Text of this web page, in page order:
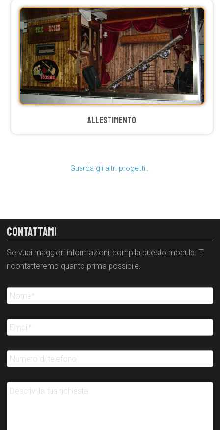
allestimento
Guarda gli altri progetti…
CONTATTAMI
Se vuoi maggiori informazioni, compila questo modulo. Ti
ricontatteremo quanto prima possibile.